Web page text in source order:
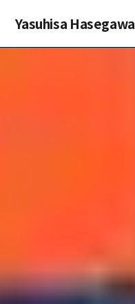
Yasuhisa Hasegawa